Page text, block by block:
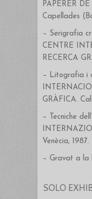
PAPERER
Capellades
– Serigrafia
CENTRE
RECERCA
– Litografia i
GRÀFICA.
– Tecniche
Venècia, 1987.
– Gravat a la
SOLO